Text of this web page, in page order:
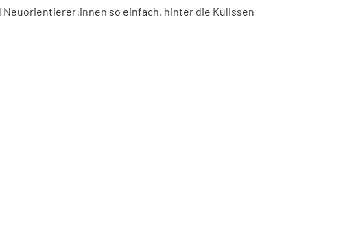
so einfach, hinter die Kulissen